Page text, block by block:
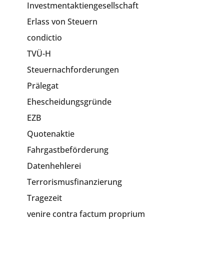
Investmentaktiengesellschaft
Erlass von Steuern
condictio
TVÜ-H
Steuernachforderungen
Prälegat
Ehescheidungsgründe
EZB
Quotenaktie
Fahrgastbeförderung
Datenhehlerei
Terrorismusfinanzierung
Tragezeit
venire contra factum proprium